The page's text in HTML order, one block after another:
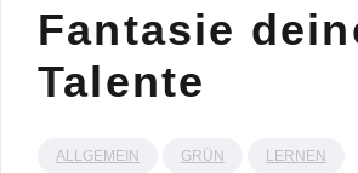
Fantasie
Talente
ALLGEMEIN GRÜN LERNEN